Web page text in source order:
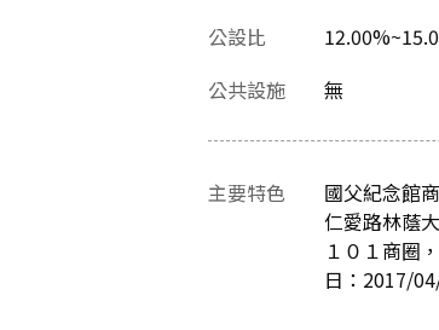
公設比
公共設施 無
主要特色
國父紀念館
仁愛路林蔭
１０１商圈
日：2017/